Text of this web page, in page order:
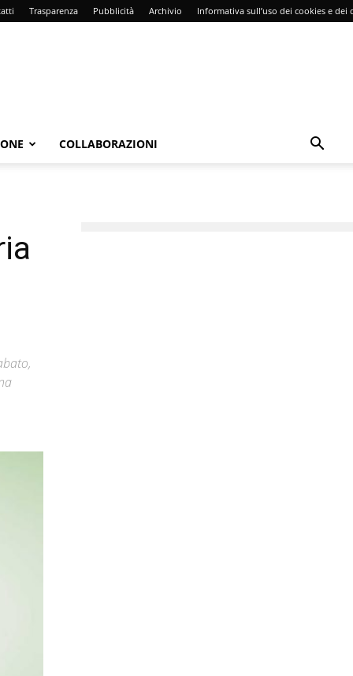
Trasparenza Pubblicità Archivio Informativa sull’uso dei cookies e dei
COLLABORAZIONI